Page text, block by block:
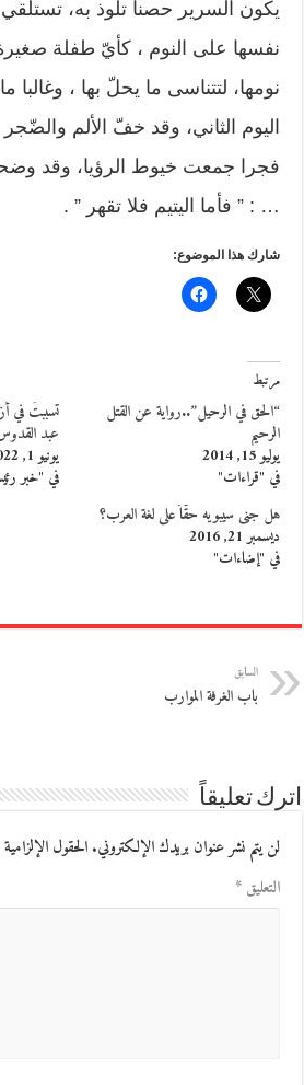
يكون السرير حصنا تلوذ به،
نفسها على النوم ، كأيّ طفلة
نومها، لتتناسى ما يحلّ بها ،
اليوم الثاني، وقد خفّ الألم والضّجر
فجرا جمعت خيوط الرؤيا، وقد
… : ” فأما اليتيم فلا تقهر ” .
شارك هذا الموضوع:
مرتبط
“الحق في الرحيل”..رواية عن القتل
الرحيم
يوليو 15, 2014
في "قراءات"
تسببتُ في
عبد
يونيو 1, 2022
في "خبر
هل جنى سيبويه حقّاً على لغة العرب؟
ديسمبر 21, 2016
في "إضاءات"
السابق
باب الغرفة الموارب
اترك تعليقاً
لن يتم نشر عنوان بريدك الإلكتروني.الحقول
التعليق*